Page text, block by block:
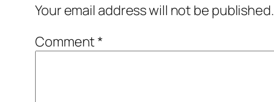
Your email address will not be published.
Comment*